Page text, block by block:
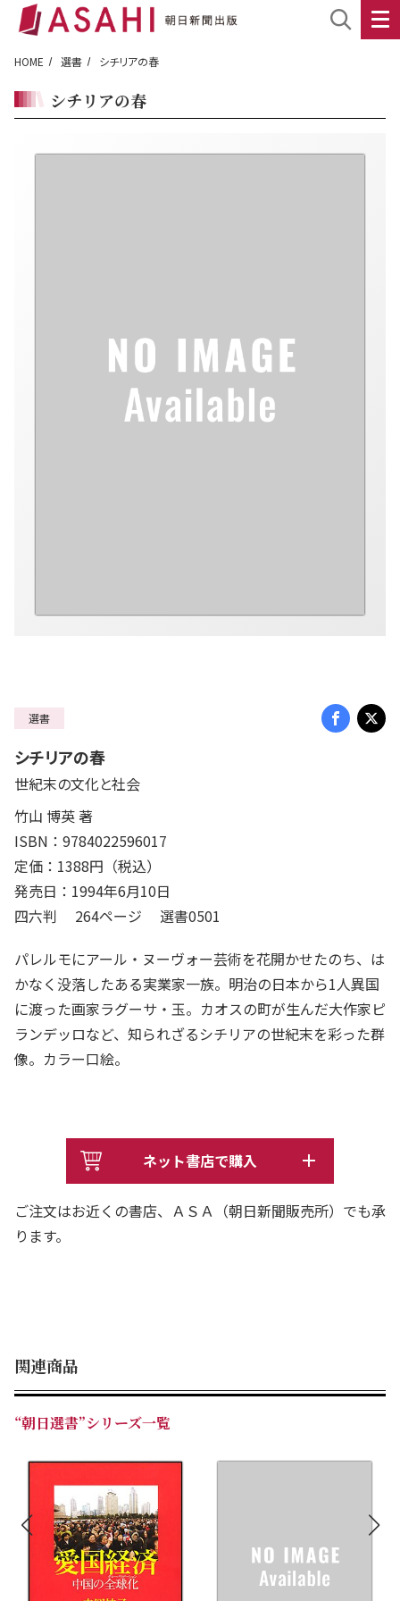
HOME 選書 シチリアの春
シチリアの春
選書
シチリアの春
世紀末の文化と社会
竹山 博英 著
ISBN：9784022596017
定価：1388円（税込）
発売日：1994年6月10日
四六判 264ページ 選書0501
パレルモにアール・ヌーヴォー芸術を花開かせたのち、は
かなく没落したある実業家一族。明治の日本から1人異国
に渡った画家ラグーサ・玉。カオスの町が生んだ大作家ピ
ランデッロなど、知られざるシチリアの世紀末を彩った群
像。カラー口絵。
ネット書店で購入
ご注文はお近くの書店、ＡＳＡ（朝日新聞販売所）でも承
ります。
関連商品
“朝日選書”シリーズ一覧